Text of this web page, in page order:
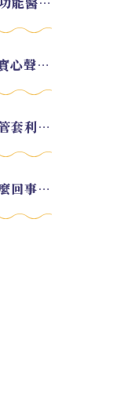
EP.219 從銀行高管轉職幣圈 KOL 的真實心聲 feat.龜大
EP.217 美元穩定幣未來會如何演進？監管套利終將收斂？feat. 研究員 余哲安
EP.213 川普大攪局：袋鼠市上沖下洗怎麼回事？feat. Alvin